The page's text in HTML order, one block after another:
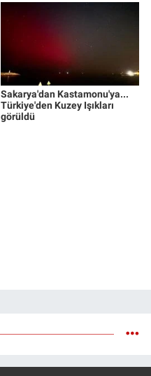
Sakarya'dan Kastamonu'ya...
Türkiye'den Kuzey Işıkları
görüldü